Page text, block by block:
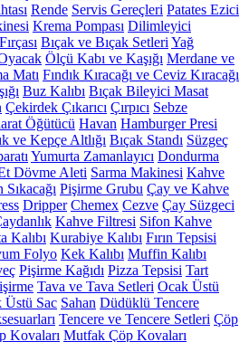
Rende Servis Gereçleri Patates Ezici
Krema Pompası Dilimleyici
Bıçak ve Bıçak Setleri Yağ
Ölçü Kabı ve Kaşığı Merdane ve
Matı Fındık Kıracağı ve Ceviz Kıracağı
Buz Kalıbı Bıçak Bileyici Masat
Çekirdek Çıkarıcı Çırpıcı Sebze
Öğütücü Havan Hamburger Presi
ve Kepçe Altlığı Bıçak Standı Süzgeç
Yumurta Zamanlayıcı Dondurma
Dövme Aleti Sarma Makinesi Kahve
Pişirme Grubu Çay ve Kahve
Dripper Chemex Cezve Çay Süzgeci
Kahve Filtresi Sifon Kahve
Kalıbı Kurabiye Kalıbı Fırın Tepsisi
Folyo Kek Kalıbı Muffin Kalıbı
Pişirme Kağıdı Pizza Tepsisi Tart
Tava ve Tava Setleri Ocak Üstü
Üstü Sac Sahan Düdüklü Tencere
Tencere ve Tencere Setleri Çöp
Kovaları Mutfak Çöp Kovaları